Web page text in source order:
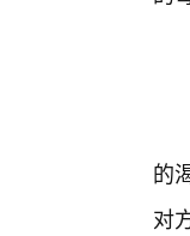
的
对